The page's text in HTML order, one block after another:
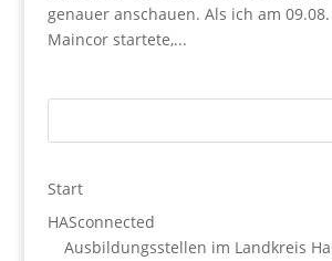
genauer anschauen. Als ich am
Maincor startete,...
Start
HASconnected
Ausbildungsstellen im Landkreis